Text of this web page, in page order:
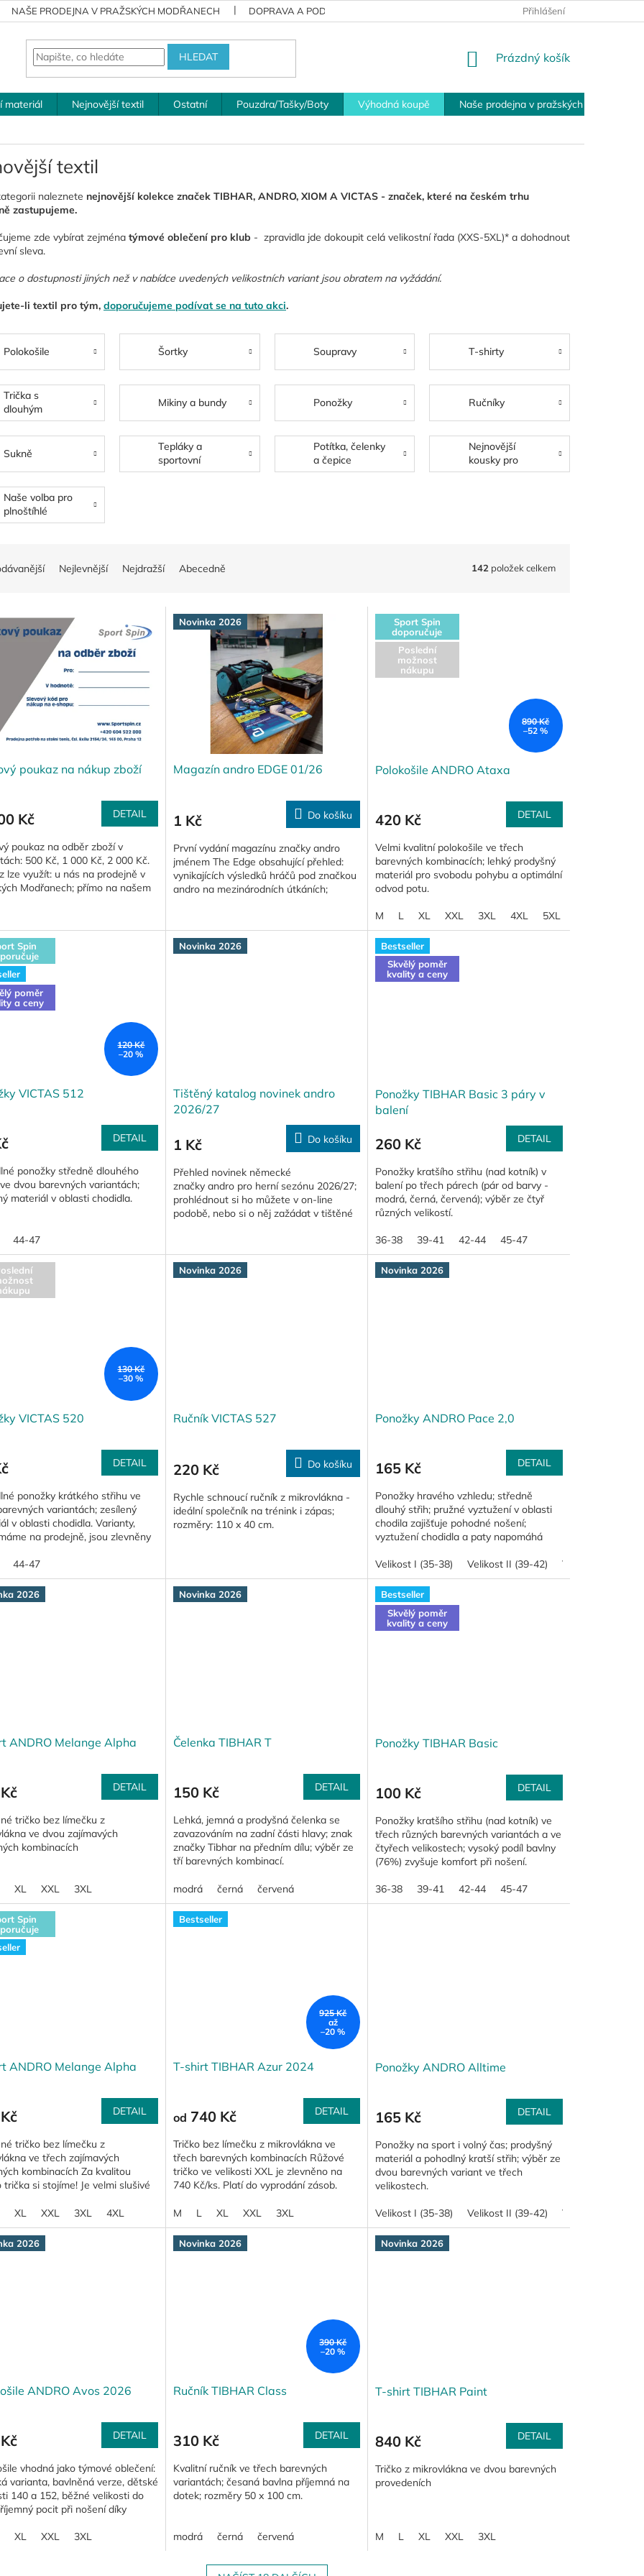
NAŠE PRODEJNA V PRAŽSKÝCH MODŘANECH DOPRAVA A PODMÍNKY PRO VRÁCENÍ ZBOŽÍ PLATEBNÍ MOŽNOSTI
Přihlášení
HLEDAT
NÁKUPNÍ
Prázdný košík
materiál Nejnovější textil Ostatní Pouzdra/Tašky/Boty Výhodná koupě
Naše prodejna v pražských Modřanech
textil
naleznete nejnovější kolekce značek TIBHAR, ANDRO, XIOM A VICTAS - značek, které na českém trhu
zastupujeme.
zde vybírat zejména týmové oblečení pro klub - zpravidla jde dokoupit celá velikostní řada (XXS-5XL)* a dohodnout
sleva.
o dostupnosti jiných než v nabídce uvedených velikostních variant jsou obratem na vyžádání.
li textil pro tým, doporučujeme podívat se na tuto akci.
Polokošile Šortky Soupravy T-shirty
Trička s
dlouhým
rukávem
Mikiny a bundy Ponožky Ručníky
Sukně
Tepláky a
sportovní
kalhoty
Potítka, čelenky
a čepice
Nejnovější
kousky pro
ctitele bavlny
Naše volba pro
plnoštíhlé
hráče
Nejlevnější Nejdražší Abecedně 142 položek celkem
poukaz na nákup zboží
Kč DETAIL
poukaz na odběr zboží v
500 Kč, 1 000 Kč, 2 000 Kč.
lze využít: u nás na prodejně v
Modřanech; přímo na našem
Novinka 2026
Magazín andro EDGE 01/26
1 Kč Do košíku
První vydání magazínu značky andro
jménem The Edge obsahující přehled:
vynikajících výsledků hráčů pod značkou
andro na mezinárodních útkáních;
Sport Spin
doporučuje
Poslední
možnost
nákupu
890 Kč
–52 %
Polokošile ANDRO Ataxa
420 Kč DETAIL
Velmi kvalitní polokošile ve třech
barevných kombinacích; lehký prodyšný
materiál pro svobodu pohybu a optimální
odvod potu.
M L XL XXL 3XL 4XL 5XL
Spin
poměr
a ceny
120 Kč
–20 %
VICTAS 512
DETAIL
ponožky středně dlouhého
dvou barevných variantách;
materiál v oblasti chodidla.
44-47
Novinka 2026
Tištěný katalog novinek andro
2026/27
1 Kč Do košíku
Přehled novinek německé
značky andro pro herní sezónu 2026/27;
prohlédnout si ho můžete v on-line
podobě, nebo si o něj zažádat v tištěné
Bestseller
Skvělý poměr
kvality a ceny
Ponožky TIBHAR Basic 3 páry v
balení
260 Kč DETAIL
Ponožky kratšího střihu (nad kotník) v
balení po třech párech (pár od barvy -
modrá, černá, červená); výběr ze čtyř
různých velikostí.
36-38 39-41 42-44 45-47
130 Kč
–30 %
VICTAS 520
DETAIL
ponožky krátkého střihu ve
variantách; zesílený
v oblasti chodidla. Varianty,
na prodejně, jsou zlevněny
44-47
Novinka 2026
Ručník VICTAS 527
220 Kč Do košíku
Rychle schnoucí ručník z mikrovlákna -
ideální společník na trénink i zápas;
rozměry: 110 x 40 cm.
Novinka 2026
Ponožky ANDRO Pace 2,0
165 Kč DETAIL
Ponožky hravého vzhledu; středně
dlouhý střih; pružné vyztužení v oblasti
chodila zajišťuje pohodné nošení;
vyztužení chodidla a paty napomáhá
Velikost I (35-38)
Velikost II (39-42) Velikost III (43-
2026
ANDRO Melange Alpha
DETAIL
tričko bez límečku z
ve dvou zajímavých
kombinacích
XL XXL 3XL
Novinka 2026
Čelenka TIBHAR T
150 Kč DETAIL
Lehká, jemná a prodyšná čelenka se
zavazováním na zadní části hlavy; znak
značky Tibhar na předním dílu; výběr ze
tří barevných kombinací.
modrá černá červená
Bestseller
Skvělý poměr
kvality a ceny
Ponožky TIBHAR Basic
100 Kč DETAIL
Ponožky kratšího střihu (nad kotník) ve
třech různých barevných variantách a ve
čtyřech velikostech; vysoký podíl bavlny
(76%) zvyšuje komfort při nošení.
36-38 39-41 42-44 45-47
Spin
ANDRO Melange Alpha
DETAIL
tričko bez límečku z
ve třech zajímavých
kombinacích Za kvalitou
si stojíme! Je velmi slušivé
XL XXL 3XL 4XL
Bestseller
925 Kč
až
–20 %
T-shirt TIBHAR Azur 2024
od 740 Kč DETAIL
Tričko bez límečku z mikrovlákna ve
třech barevných kombinacích Růžové
tričko ve velikosti XXL je zlevněno na
740 Kč/ks. Platí do vyprodání zásob.
M L XL XXL 3XL
Ponožky ANDRO Alltime
165 Kč DETAIL
Ponožky na sport i volný čas; prodyšný
materiál a pohodlný kratší střih; výběr ze
dvou barevných variant ve třech
velikostech.
Velikost I (35-38) Velikost II (39-42) Velikost III (43-
2026
ANDRO Avos 2026
DETAIL
vhodná jako týmové oblečení:
varianta, bavlněná verze, dětské
140 a 152, běžné velikosti do
pocit při nošení díky
XL XXL 3XL
Novinka 2026
390 Kč
–20 %
Ručník TIBHAR Class
310 Kč DETAIL
Kvalitní ručník ve třech barevných
variantách; česaná bavlna příjemná na
dotek; rozměry 50 x 100 cm.
modrá černá červená
Novinka 2026
T-shirt TIBHAR Paint
840 Kč DETAIL
Tričko z mikrovlákna ve dvou barevných
provedeních
M L XL XXL 3XL